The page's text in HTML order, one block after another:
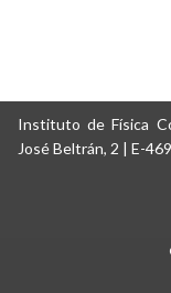
Instituto de Física
José Beltrán, 2 | E-